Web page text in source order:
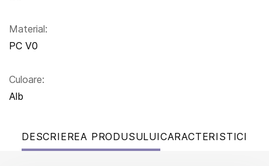
Material:
PC V0
Culoare:
Alb
DESCRIEREA PRODUSULUICARACTERISTICI